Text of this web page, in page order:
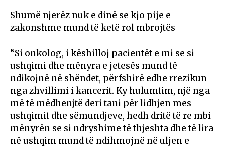
Shumë njerëz nuk e dinë se kjo pije e
zakonshme mund të ketë rol mbrojtës
“Si onkolog, i këshilloj pacientët e mi se si
ushqimi dhe mënyra e jetesës mund të
ndikojnë në shëndet, përfshirë edhe rrezikun
nga zhvillimi i kancerit. Ky hulumtim, një nga
më të mëdhenjtë deri tani për lidhjen mes
ushqimit dhe sëmundjeve, hedh dritë të re mbi
mënyrën se si ndryshime të thjeshta dhe të lira
në ushqim mund të ndihmojnë në uljen e